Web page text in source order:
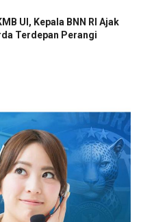
UI, Kepala BNN RI Ajak
Terdepan Perangi